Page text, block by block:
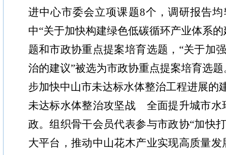
进中心市委会立项课题8个，调研报告
中“关于加快构建绿色低碳循环产业体系
题和市政协重点提案培育选题，“关于加
治的建议”被选为市政协重点提案培育选
步加快中山市未达标水体整治工程进展的
未达标水体整治攻坚战 全面提升城市水
政。组织骨干会员代表参与市政协“加快
大平台，推动中山花木产业实现高质量发